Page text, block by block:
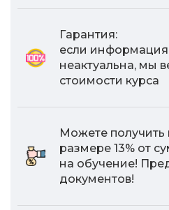
Гарантия:
если
неактуальна, мы
стоимости курса
Можете получить
размере 13% от
на обучение!
документов!